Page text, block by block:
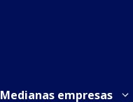
Medianas empresas